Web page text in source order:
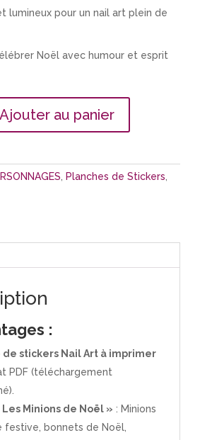
lumineux pour un nail art plein de
Noël avec humour et esprit
Ajouter au panier
Planches de Stickers
:
de stickers Nail Art à imprimer
PDF (téléchargement
Les Minions de Noël » : Minions
festive, bonnets de Noël,